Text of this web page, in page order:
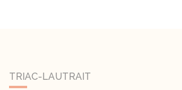
TRIAC-LAUTRAIT